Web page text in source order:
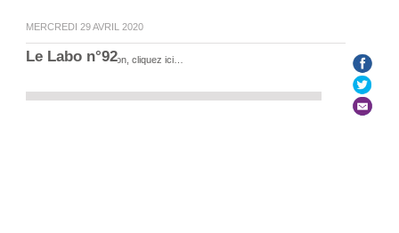
MERCREDI 29 AVRIL 2020
Le Labo n°92
Pour écouter l’émission, cliquez ici…